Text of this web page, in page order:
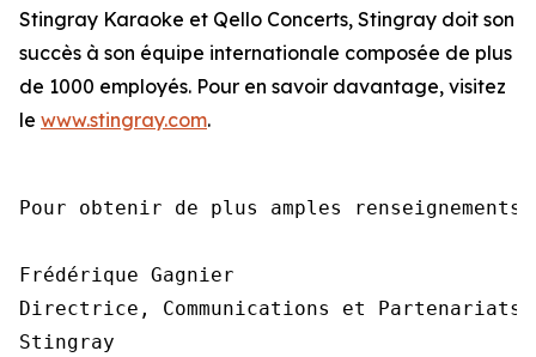
Stingray Karaoke et Qello Concerts, Stingray doit son
succès à son équipe internationale composée de plus
de 1000 employés. Pour en savoir davantage, visitez
le www.stingray.com.
Pour obtenir de plus amples
Frédérique Gagnier
Directrice, Communications et Partenariats
Stingray